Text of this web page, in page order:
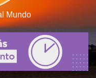
Mundo